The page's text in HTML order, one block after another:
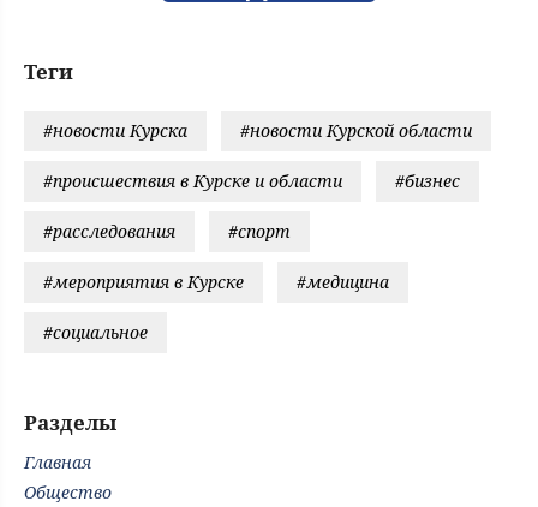
Теги
#новости Курска #новости Курской области
#происшествия в Курске и области #бизнес
#расследования #спорт
#мероприятия в Курске #медицина
#социальное
Разделы
Главная
Общество